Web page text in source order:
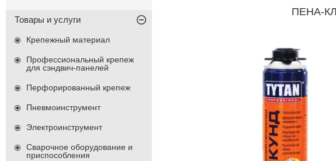
ПЕНА-
Товары и услуги
Крепежный материал
Профессиональный крепеж
для сэндвич-панелей
Перфорированный крепеж
Пневмоинструмент
Электроинструмент
Сварочное оборудование и
приспособления